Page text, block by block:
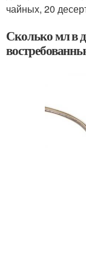
чайных, 20
Сколько мл в